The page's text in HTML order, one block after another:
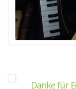
Danke für